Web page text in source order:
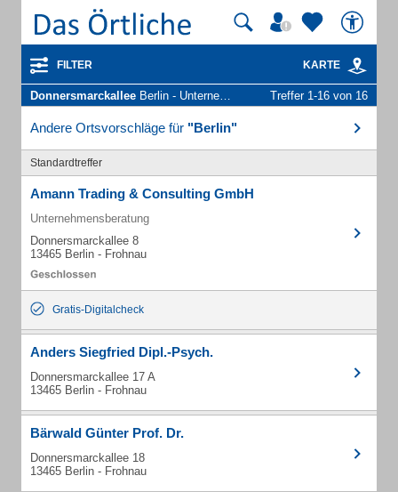
FILTER KARTE
Donnersmarckallee Berlin - Unternehmen und Personen Treffer 1-16 von 16
Andere Ortsvorschläge für "Berlin"
Standardtreffer
Amann Trading & Consulting GmbH
Unternehmensberatung
Donnersmarckallee 8
13465 Berlin - Frohnau
Gratis-Digitalcheck
Anders Siegfried Dipl.-Psych.
Donnersmarckallee 17 A
13465 Berlin - Frohnau
Bärwald Günter Prof. Dr.
Donnersmarckallee 18
13465 Berlin - Frohnau